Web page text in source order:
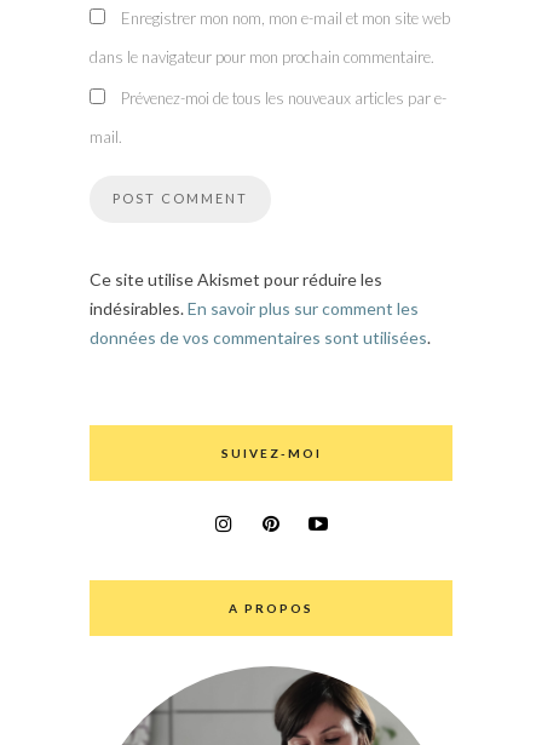
Enregistrer mon nom, mon e-mail et mon site web
dans le navigateur pour mon prochain commentaire.
Prévenez-moi de tous les nouveaux articles par e-
mail.
Ce site utilise Akismet pour réduire les
indésirables.En savoir plus sur comment les
données de vos commentaires sont utilisées.
SUIVEZ-MOI
A PROPOS